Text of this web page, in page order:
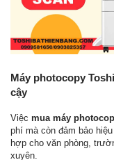
Máy photocopy
cậy
Việc mua máy
phí mà còn đảm bảo
hợp cho văn phòng,
xuyên.